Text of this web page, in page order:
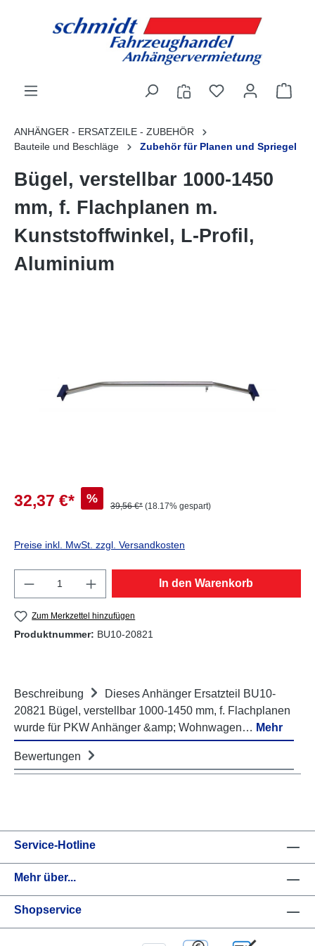
ANHÄNGER - ERSATZEILE - ZUBEHÖR
Bauteile und Beschläge
Zubehör für Planen und Spriegel
Bügel, verstellbar 1000-1450
mm, f. Flachplanen m.
Kunststoffwinkel, L-Profil,
Aluminium
32,37 €* %
39,56 €* (18.17% gespart)
Preise inkl. MwSt. zzgl. Versandkosten
Produkt Anzahl: Gib den gewünschten
In den Warenkorb
Zum Merkzettel hinzufügen
Produktnummer: BU10-20821
Beschreibung
Dieses Anhänger Ersatzteil BU10-
20821 Bügel, verstellbar 1000-1450 mm, f. Flachplanen
wurde für PKW Anhänger &amp; Wohnwagen… Mehr
Bewertungen
Service-Hotline
Mehr über...
Shopservice